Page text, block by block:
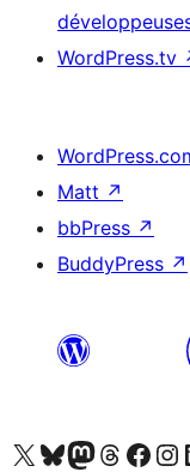
WordPress.tv
Matt ↗
bbPress ↗
BuddyPress ↗
Visitez notre compte X (précédemment Twitter)
Visiter notre compte Bluesky
Visiter notre compte
Visiter notre compte
Consulter